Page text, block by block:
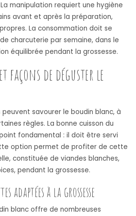
manipulation requiert une hygiène
avant et après la préparation,
La consommation doit se
charcuterie par semaine, dans le
équilibrée pendant la grossesse.
façons de déguster le
savourer le boudin blanc, à
règles. La bonne cuisson du
fondamental : il doit être servi
option permet de profiter de cette
constituée de viandes blanches,
pendant la grossesse.
adaptées à la grossesse
blanc offre de nombreuses